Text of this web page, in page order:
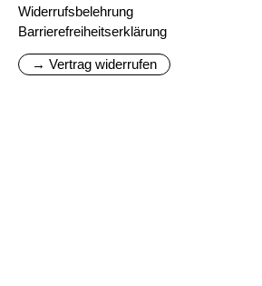
Widerrufsbelehrung
Barrierefreiheitserklärung
→ Vertrag widerrufen